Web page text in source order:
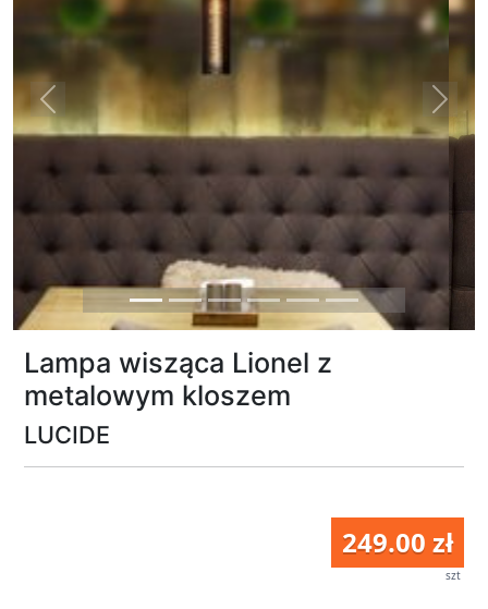
Previous Next
Lampa wisząca Lionel z
metalowym kloszem
LUCIDE
249.00 zł
szt